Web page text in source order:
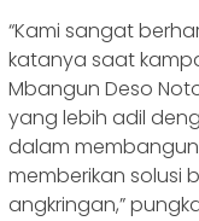
“Kami sangat
katanya saat
Mbangun Deso
yang lebih adil
dalam
memberikan solusi
angkringan,”